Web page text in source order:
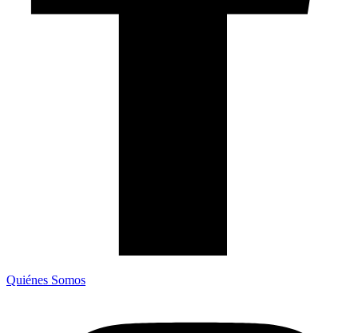
Quiénes Somos